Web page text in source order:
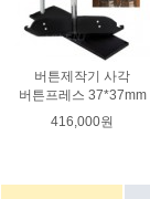
버튼제작기 사각
버튼프레스 37*37mm
416,000원